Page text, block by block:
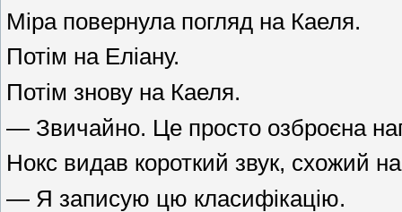
Міра повернула погляд на Каеля.
Потім на Еліану.
Потім знову на Каеля.
— Звичайно. Це просто озброєна
Нокс видав короткий звук, схожий
— Я записую цю класифікацію.